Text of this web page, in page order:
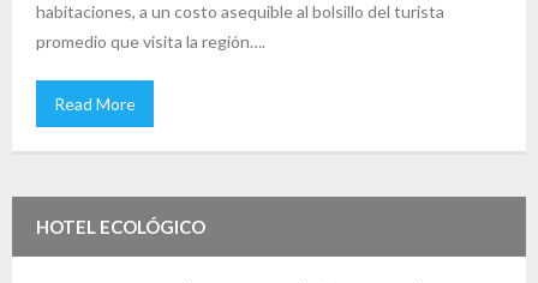
habitaciones, a un costo asequible al bolsillo del turista
promedio que visita la región….
Read More
HOTEL ECOLÓGICO